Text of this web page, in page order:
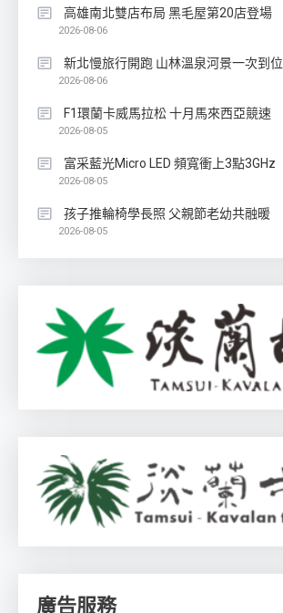
高雄南北雙店布局 黑毛屋第20店登場
2026-08-06
新北慢旅行開跑 山林溫泉河景一次到位
2026-08-06
F1環蘭卡威馬拉松 十月馬來西亞競速
2026-08-05
富采藍光Micro LED 頻寬衝上3點3GHz
2026-08-05
孩子推輪椅學長照 父親節老幼共融暖
2026-08-05
廣告服務